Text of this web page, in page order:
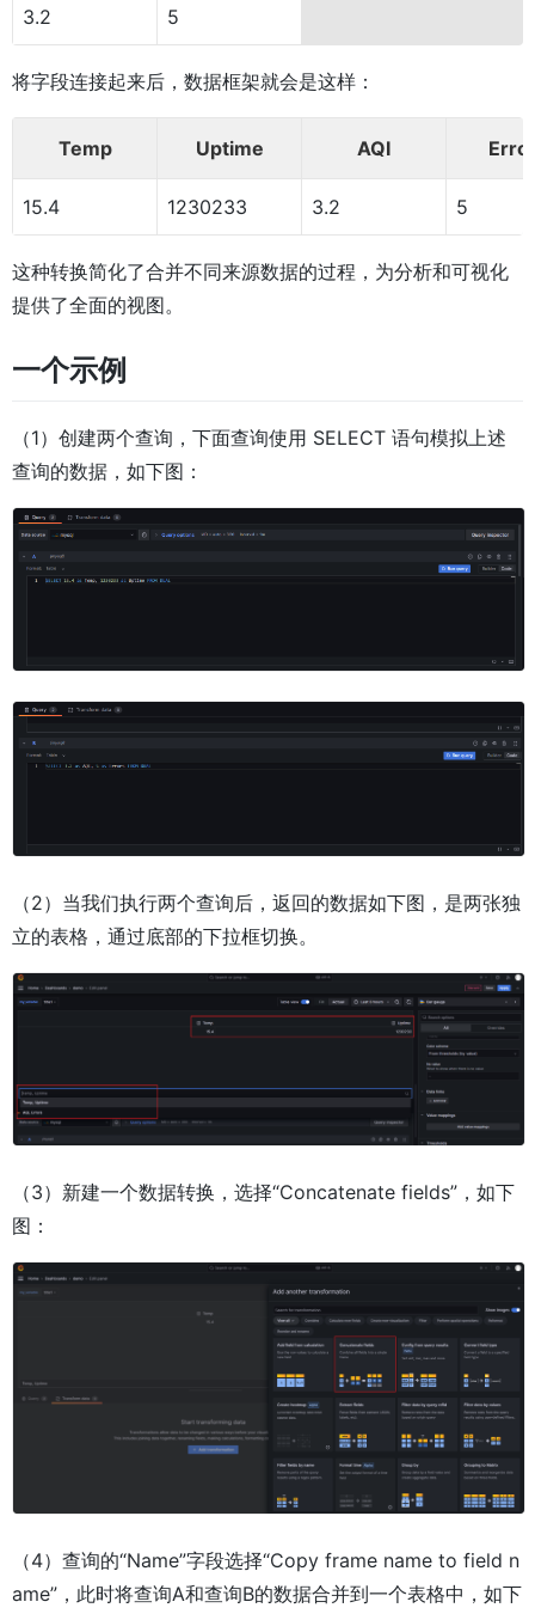
3.2 5
将字段连接起来后，数据框架就会是这样：
Temp Uptime AQI
15.4 1230233 3.2 5
这种转换简化了合并不同来源数据的过程，为分析和可视化
提供了全面的视图。
一个示例
（1）创建两个查询，下面查询使用 SELECT 语句模拟上述
查询的数据，如下图：
（2）当我们执行两个查询后，返回的数据如下图，是两张独
立的表格，通过底部的下拉框切换。
（3）新建一个数据转换，选择“Concatenate fields”，如下
图：
（4）查询的“Name”字段选择“Copy frame name to field n
ame”，此时将查询A和查询B的数据合并到一个表格中，如下